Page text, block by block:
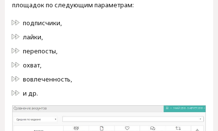
площадок по следующим параметрам:
подписчики,
лайки,
перепосты,
охват,
вовлеченность,
и др.